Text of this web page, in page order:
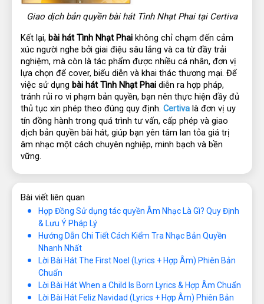
Giao dịch bản quyền bài hát Tình Nhạt Phai tại Certiva
Kết lại, bài hát Tình Nhạt Phai không chỉ chạm đến cảm
xúc người nghe bởi giai điệu sâu lắng và ca từ đầy trải
nghiệm, mà còn là tác phẩm được nhiều cá nhân, đơn vị
lựa chọn để cover, biểu diễn và khai thác thương mại. Để
việc sử dụng bài hát Tình Nhạt Phai diễn ra hợp pháp,
tránh rủi ro vi phạm bản quyền, bạn nên thực hiện đầy đủ
thủ tục xin phép theo đúng quy định. Certiva là đơn vị uy
tín đồng hành trong quá trình tư vấn, cấp phép và giao
dịch bản quyền bài hát, giúp bạn yên tâm lan tỏa giá trị
âm nhạc một cách chuyên nghiệp, minh bạch và bền
vững.
Bài viết liên quan
Hợp Đồng Sử dụng tác quyền Âm Nhạc Là Gì? Quy Định
& Lưu Ý Pháp Lý
Hướng Dẫn Chi Tiết Cách Kiểm Tra Nhạc Bản Quyền
Nhanh Nhất
Lời Bài Hát The First Noel (Lyrics + Hợp Âm) Phiên Bản
Chuẩn
Lời Bài Hát When a Child Is Born Lyrics & Hợp Âm Chuẩn
Lời Bài Hát Feliz Navidad (Lyrics + Hợp Âm) Phiên Bản